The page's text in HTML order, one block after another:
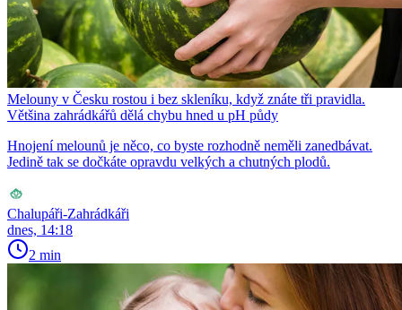
Melouny v Česku rostou i bez skleníku, když znáte tři pravidla.
Většina zahrádkářů dělá chybu hned u pH půdy
Hnojení melounů je něco, co byste rozhodně neměli zanedbávat.
Jedině tak se dočkáte opravdu velkých a chutných plodů.
Chalupáři-Zahrádkáři
dnes, 14:18
2 min